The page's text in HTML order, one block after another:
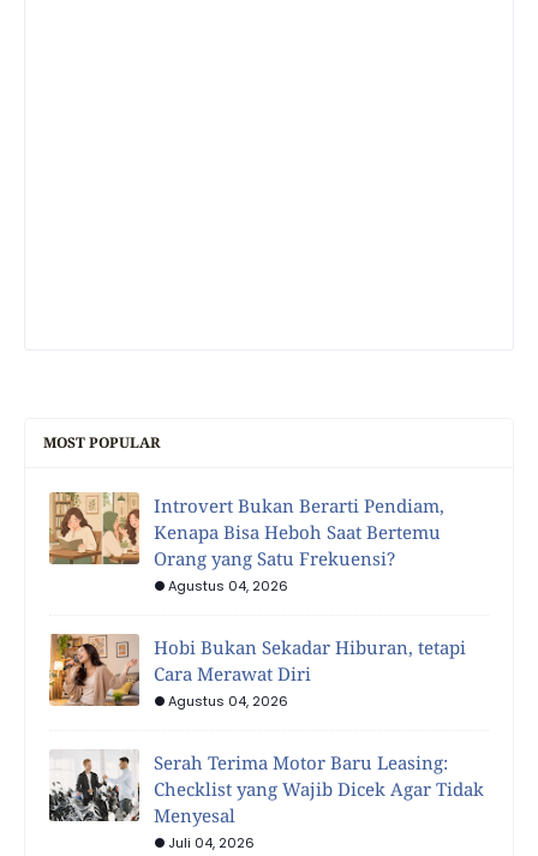
MOST POPULAR
Introvert Bukan Berarti Pendiam,
Kenapa Bisa Heboh Saat Bertemu
Orang yang Satu Frekuensi?
Agustus 04, 2026
Hobi Bukan Sekadar Hiburan, tetapi
Cara Merawat Diri
Agustus 04, 2026
Serah Terima Motor Baru Leasing:
Checklist yang Wajib Dicek Agar Tidak
Menyesal
Juli 04, 2026